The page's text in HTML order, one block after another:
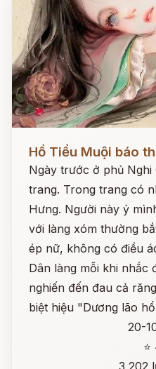
Đọc ngay
Hồ Tiểu Muội báo
Ngày trước ở phủ Nghi
trang. Trong trang có
Hưng. Người này ỷ
với làng xóm thường
ép nữ, không có điều
Dân làng mỗi khi nhắc
nghiến đến đau cả
biệt hiệu "Dương lão
20-
3,202